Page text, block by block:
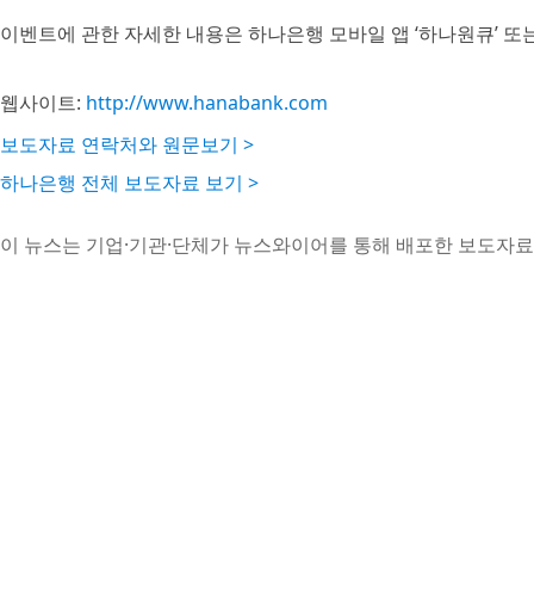
이벤트에 관한 자세한 내용은 하나은행 모바일 앱 ‘하나원큐’
웹사이트: http://www.hanabank.com
보도자료 연락처와 원문보기 >
하나은행 전체 보도자료 보기 >
이 뉴스는 기업·기관·단체가 뉴스와이어를 통해 배포한 보도자